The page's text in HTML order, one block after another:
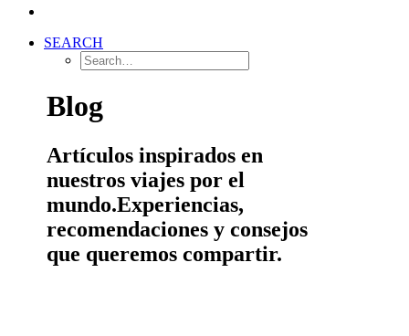
SEARCH
Blog
Artículos inspirados en
nuestros viajes por el
mundo.Experiencias,
recomendaciones y consejos
que queremos compartir.